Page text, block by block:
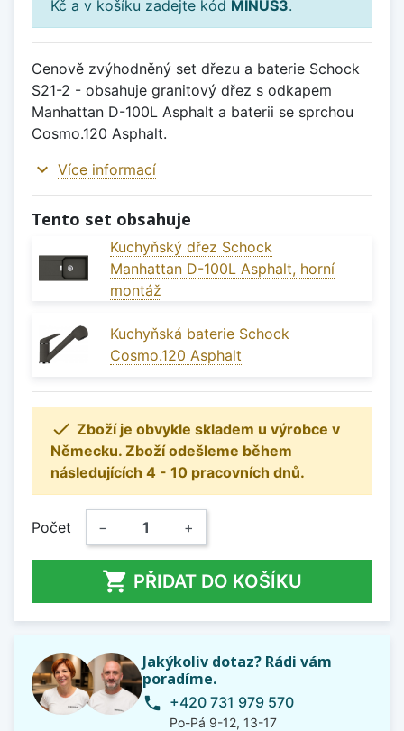
Kč a v košíku zadejte kód MINUS3.
Cenově zvýhodněný set dřezu a baterie Schock
S21-2 - obsahuje granitový dřez s odkapem
Manhattan D-100L Asphalt a baterii se sprchou
Cosmo.120 Asphalt.
expand_more Více informací
Tento set obsahuje
Kuchyňský dřez Schock
Manhattan D-100L Asphalt, horní
montáž
Kuchyňská baterie Schock
Cosmo.120 Asphalt
 Zboží je obvykle skladem u výrobce v
Německu. Zboží odešleme během
následujících 4 - 10 pracovních dnů.
Počet − +
 PŘIDAT DO KOŠÍKU
Jakýkoliv dotaz? Rádi vám
poradíme.
phone +420 731 979 570
Po-Pá 9-12, 13-17